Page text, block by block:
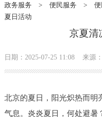
党中央精神
各区热点
政务公开
政务服务 > 便民服务 >
夏日活动
京夏清
日期：2025-07-25 11:08 来源
北京的夏日，阳光炽热而明
气息。炎炎夏日，何处避暑